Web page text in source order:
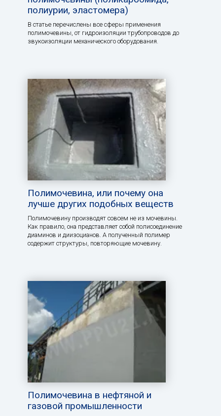
полиурии, эластомера)
В статье перечислены все сферы применения
полимочевины, от гидроизоляции трубопроводов до
звукоизоляции механического оборудования.
Полимочевина, или почему она
лучше других подобных веществ
Полимочевину производят совсем не из мочевины.
Как правило, она представляет собой полисоединение
диаминов и диизоцианов. А полученный полимер
содержит структуры, повторяющие мочевину.
Полимочевина в нефтяной и
газовой промышленности